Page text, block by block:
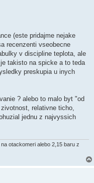
(este pridajme nejake
recenzenti vseobecne
v discipline teplota, ale
takisto na spicke a to teda
preskupia u inych
? alebo to malo byt "od
relativne ticho,
jednu z najvyssich
otackomeri alebo 2,15 baru z